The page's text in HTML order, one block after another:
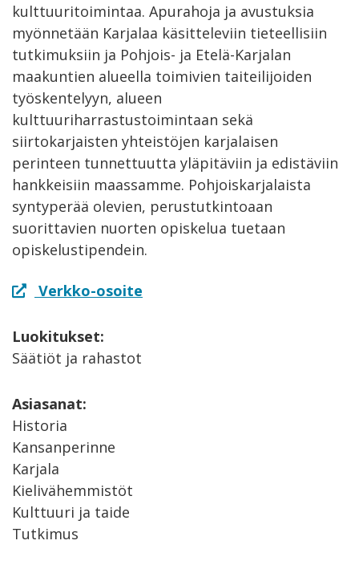
kulttuuritoimintaa. Apurahoja ja avustuksia
myönnetään Karjalaa käsitteleviin tieteellisiin
tutkimuksiin ja Pohjois- ja Etelä-Karjalan
maakuntien alueella toimivien taiteilijoiden
työskentelyyn, alueen
kulttuuriharrastustoimintaan sekä
siirtokarjaisten yhteistöjen karjalaisen
perinteen tunnettuutta yläpitäviin ja edistäviin
hankkeisiin maassamme. Pohjoiskarjalaista
syntyperää olevien, perustutkintoaan
suorittavien nuorten opiskelua tuetaan
opiskelustipendein.
Verkko-osoite
Luokitukset:
Säätiöt ja rahastot
Asiasanat:
Historia
Kansanperinne
Karjala
Kielivähemmistöt
Kulttuuri ja taide
Tutkimus